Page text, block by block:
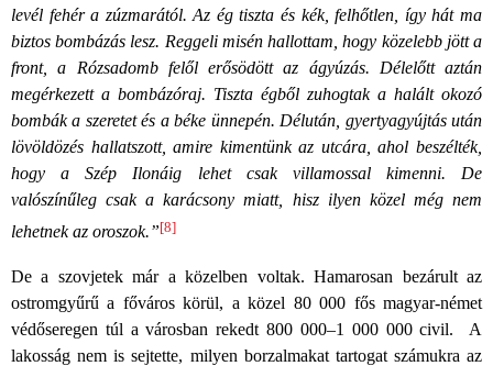
levél fehér a zúzmarától. Az ég tiszta és kék, felhőtlen, így hát ma
biztos bombázás lesz. Reggeli misén hallottam, hogy közelebb jött a
front, a Rózsadomb felől erősödött az ágyúzás. Délelőtt aztán
megérkezett a bombázóraj. Tiszta égből zuhogtak a halált okozó
bombák a szeretet és a béke ünnepén. Délután, gyertyagyújtás után
lövöldözés hallatszott, amire kimentünk az utcára, ahol beszélték,
hogy a Szép Ilonáig lehet csak villamossal kimenni. De
valószínűleg csak a karácsony miatt, hisz ilyen közel még nem
lehetnek az oroszok.”[8]
De a szovjetek már a közelben voltak. Hamarosan bezárult az
ostromgyűrű a főváros körül, a közel 80 000 fős magyar-német
védőseregen túl a városban rekedt 800 000–1 000 000 civil. A
lakosság nem is sejtette, milyen borzalmakat tartogat számukra az